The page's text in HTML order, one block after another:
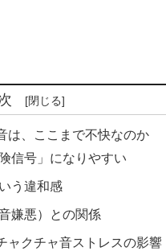
は、ここまで不快なのか
信号」になりやすい
う違和感
嫌悪）との関係
ャクチャ音ストレスの影響